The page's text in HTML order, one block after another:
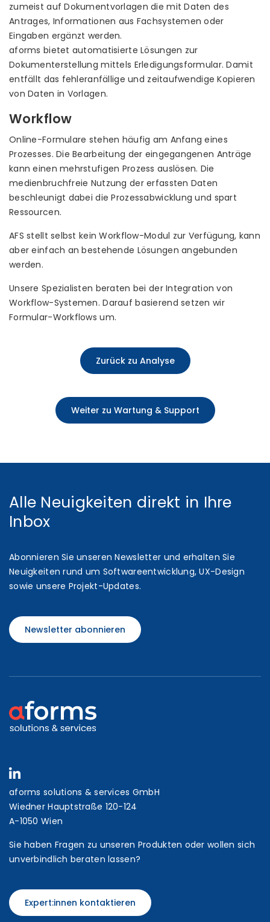
zumeist auf Dokumentvorlagen die mit Daten des
Antrages, Informationen aus Fachsystemen oder
Eingaben ergänzt werden.
aforms bietet automatisierte Lösungen zur
Dokumenterstellung mittels Erledigungsformular. Damit
entfällt das fehleranfällige und zeitaufwendige Kopieren
von Daten in Vorlagen.
Workflow
Online-Formulare stehen häufig am Anfang eines
Prozesses. Die Bearbeitung der eingegangenen Anträge
kann einen mehrstufigen Prozess auslösen. Die
medienbruchfreie Nutzung der erfassten Daten
beschleunigt dabei die Prozessabwicklung und spart
Ressourcen.
AFS stellt selbst kein Workflow-Modul zur Verfügung, kann
aber einfach an bestehende Lösungen angebunden
werden.
Unsere Spezialisten beraten bei der Integration von
Workflow-Systemen. Darauf basierend setzen wir
Formular-Workflows um.
Zurück zu Analyse
Weiter zu Wartung & Support
Alle Neuigkeiten direkt in Ihre
Inbox
Abonnieren Sie unseren Newsletter und erhalten Sie
Neuigkeiten rund um Softwareentwicklung, UX-Design
sowie unsere Projekt-Updates.
Newsletter abonnieren
aforms solutions & services GmbH
Wiedner Hauptstraße 120-124
A-1050 Wien
Sie haben Fragen zu unseren Produkten oder wollen sich
unverbindlich beraten lassen?
Expert:innen kontaktieren